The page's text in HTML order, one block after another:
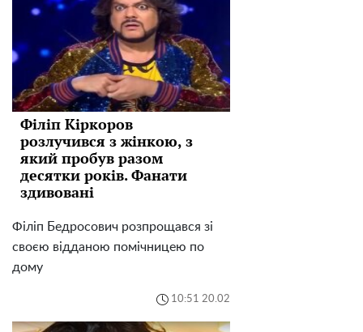
Філіп Кіркоров
розлучився з жінкою, з
який пробув разом
десятки років. Фанати
здивовані
Філіп Бедросович розпрощався зі
своєю відданою помічницею по
дому
10:51 20.02